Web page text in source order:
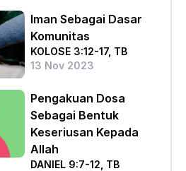
Iman Sebagai Dasar
Komunitas
KOLOSE 3:12-17, TB
13 Nov 2023
Pengakuan Dosa
Sebagai Bentuk
Keseriusan Kepada
Allah
DANIEL 9:7-12, TB